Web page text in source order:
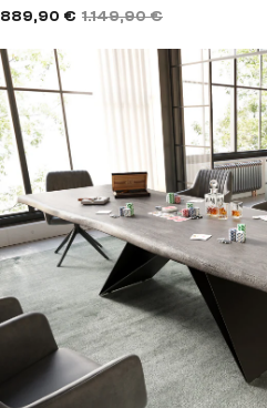
889,90 € 1.149,90 €